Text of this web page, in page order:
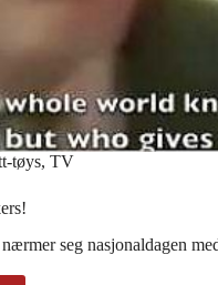
tøys, TV
seg nasjonaldagen